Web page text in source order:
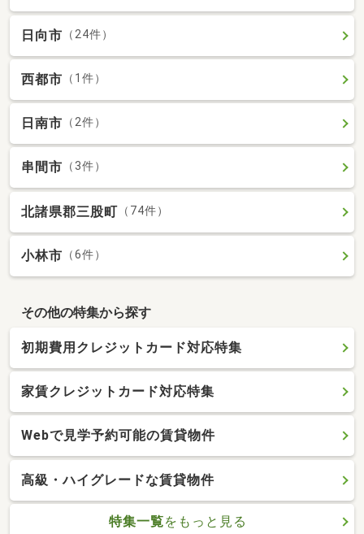
日向市 （24件）
西都市 （1件）
日南市 （2件）
串間市 （3件）
北諸県郡三股町 （74件）
小林市 （6件）
その他の特集から探す
初期費用クレジットカード対応特集
家賃クレジットカード対応特集
Webで見学予約可能の賃貸物件
高級・ハイグレードな賃貸物件
特集一覧をもっと見る